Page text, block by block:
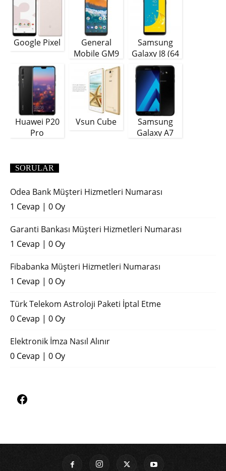
Google Pixel
General
Mobile GM9
Samsung
Galaxy J8 (64
GB)
Huawei P20
Pro
Vsun Cube
Samsung
Galaxy A7
SORULAR
Odea Bank Müşteri Hizmetleri Numarası
1 Cevap | 0 Oy
Garanti Bankası Müşteri Hizmetleri Numarası
1 Cevap | 0 Oy
Fibabanka Müşteri Hizmetleri Numarası
1 Cevap | 0 Oy
Türk Telekom Astroloji Paketi İptal Etme
0 Cevap | 0 Oy
Elektronik İmza Nasıl Alınır
0 Cevap | 0 Oy